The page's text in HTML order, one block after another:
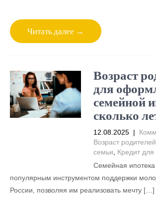
Читать далее →
Возраст
для
семейной
сколько
12.08.2025 |
Возраст родителей
семьи
Кредит для
Семейная ипотека
популярным инструментом поддержки
России, позволяя им реализовать мечту […]